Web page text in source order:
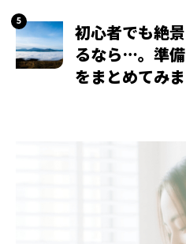
初心者でも絶
るなら…。準
をまとめてみま